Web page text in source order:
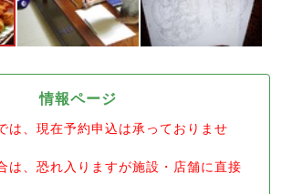
情報ページ
は、現在予約申込は承っておりませ
は、恐れ入りますが施設・店舗に直接